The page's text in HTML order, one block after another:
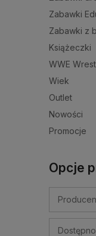
Zabawki
Zabawki z
Książeczki
WWE
Wiek
Outlet
Nowości
Promocje
Opcje